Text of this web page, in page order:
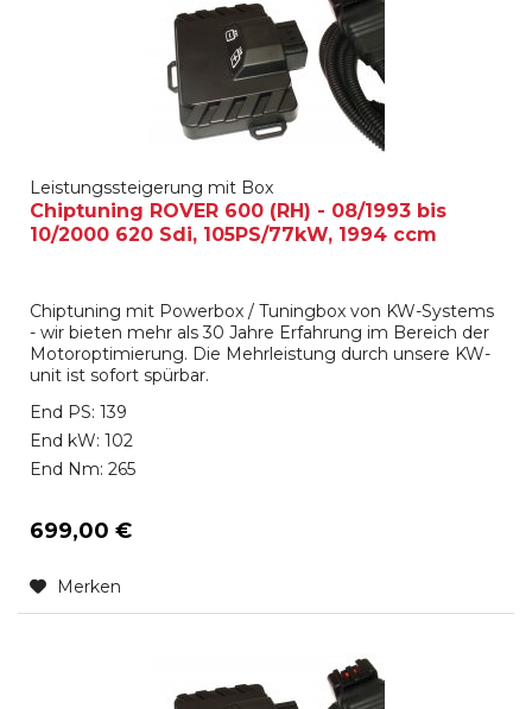
Leistungssteigerung mit Box
Chiptuning ROVER 600 (RH) - 08/1993 bis
10/2000 620 Sdi, 105PS/77kW, 1994 ccm
Chiptuning mit Powerbox / Tuningbox von KW-Systems
- wir bieten mehr als 30 Jahre Erfahrung im Bereich der
Motoroptimierung. Die Mehrleistung durch unsere KW-
unit ist sofort spürbar.
End PS: 139
End kW: 102
End Nm: 265
699,00 €
Merken